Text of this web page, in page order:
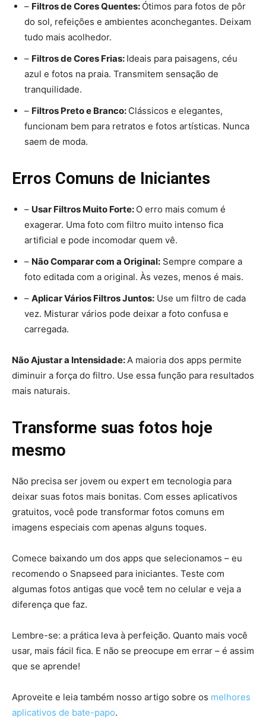
– Filtros de Cores Quentes: Ótimos para fotos de pôr
do sol, refeições e ambientes aconchegantes. Deixam
tudo mais acolhedor.
– Filtros de Cores Frias: Ideais para paisagens, céu
azul e fotos na praia. Transmitem sensação de
tranquilidade.
– Filtros Preto e Branco: Clássicos e elegantes,
funcionam bem para retratos e fotos artísticas. Nunca
saem de moda.
Erros Comuns de Iniciantes
– Usar Filtros Muito Forte: O erro mais comum é
exagerar. Uma foto com filtro muito intenso fica
artificial e pode incomodar quem vê.
– Não Comparar com a Original: Sempre compare a
foto editada com a original. Às vezes, menos é mais.
– Aplicar Vários Filtros Juntos: Use um filtro de cada
vez. Misturar vários pode deixar a foto confusa e
carregada.
Não Ajustar a Intensidade:A maioria dos apps permite
diminuir a força do filtro. Use essa função para resultados
mais naturais.
Transforme suas fotos hoje
mesmo
Não precisa ser jovem ou expert em tecnologia para
deixar suas fotos mais bonitas. Com esses aplicativos
gratuitos, você pode transformar fotos comuns em
imagens especiais com apenas alguns toques.
Comece baixando um dos apps que selecionamos – eu
recomendo o Snapseed para iniciantes. Teste com
algumas fotos antigas que você tem no celular e veja a
diferença que faz.
Lembre-se: a prática leva à perfeição. Quanto mais você
usar, mais fácil fica. E não se preocupe em errar – é assim
que se aprende!
Aproveite e leia também nosso artigo sobre os melhores
aplicativos de bate-papo.